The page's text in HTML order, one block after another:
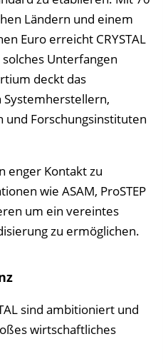
Ländern und einem
Euro erreicht CRYSTAL
Unterfangen
deckt das
Forschungsinstituten
enger Kontakt zu
wie ASAM, ProSTEP
um ein vereintes
zu ermöglichen.
sind ambitioniert und
wirtschaftliches